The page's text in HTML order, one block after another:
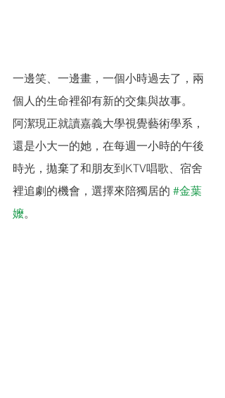
一邊笑、一邊畫，一個小時過去了，兩
個人的生命裡卻有新的交集與故事。
阿潔現正就讀嘉義大學視覺藝術學系，
還是小大一的她，在每週一小時的午後
時光，拋棄了和朋友到KTV唱歌、宿舍
裡追劇的機會，選擇來陪獨居的 #金葉
嬤。